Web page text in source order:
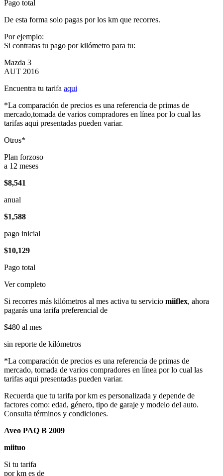
Pago total
De esta forma solo pagas por los km que recorres.
Por ejemplo:
Si contratas tu pago por kilómetro para tu:
Mazda 3
AUT 2016
Encuentra tu tarifa aqui
*La comparación de precios es una referencia de primas de
mercado,tomada de varios compradores en línea por lo cual las
tarifas aqui presentadas pueden variar.
Otros*
Plan forzoso
a 12 meses
$8,541
anual
$1,588
pago inicial
$10,129
Pago total
Ver completo
Si recorres más kilómetros al mes activa tu servicio miiflex, ahora
pagarás una tarifa preferencial de
$480 al mes
sin reporte de kilómetros
*La comparación de precios es una referencia de primas de
mercado, tomada de varios compradores en línea por lo cual las
tarifas aqui presentadas pueden variar.
Recuerda que tu tarifa por km es personalizada y depende de
factores como: edad, género, tipo de garaje y modelo del auto.
Consulta términos y condiciones.
Aveo PAQ B 2009
miituo
Si tu tarifa
por km es de